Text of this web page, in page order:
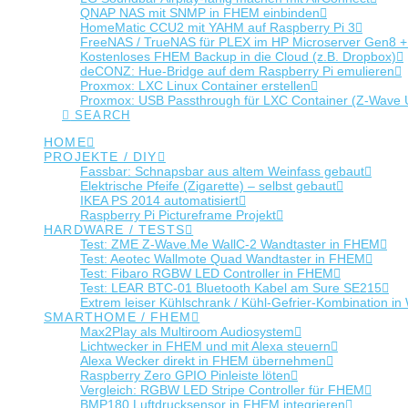
QNAP NAS mit SNMP in FHEM einbinden
HomeMatic CCU2 mit YAHM auf Raspberry Pi 3
FreeNAS / TrueNAS für PLEX im HP Microserver Gen8
Kostenloses FHEM Backup in die Cloud (z.B. Dropbox)
deCONZ: Hue-Bridge auf dem Raspberry Pi emulieren
Proxmox: LXC Linux Container erstellen
Proxmox: USB Passthrough für LXC Container (Z-Wave
SEARCH
HOME
PROJEKTE / DIY
Fassbar: Schnapsbar aus altem Weinfass gebaut
Elektrische Pfeife (Zigarette) – selbst gebaut
IKEA PS 2014 automatisiert
Raspberry Pi Pictureframe Projekt
HARDWARE / TESTS
Test: ZME Z-Wave.Me WallC-2 Wandtaster in FHEM
Test: Aeotec Wallmote Quad Wandtaster in FHEM
Test: Fibaro RGBW LED Controller in FHEM
Test: LEAR BTC-01 Bluetooth Kabel am Sure SE215
Extrem leiser Kühlschrank / Kühl-Gefrier-Kombination in
SMARTHOME / FHEM
Max2Play als Multiroom Audiosystem
Lichtwecker in FHEM und mit Alexa steuern
Alexa Wecker direkt in FHEM übernehmen
Raspberry Zero GPIO Pinleiste löten
Vergleich: RGBW LED Stripe Controller für FHEM
BMP180 Luftdrucksensor in FHEM integrieren